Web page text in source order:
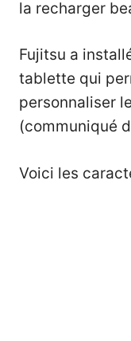
la recharger
Fujitsu a
tablette qui
personnaliser
(communiqué
Voici les